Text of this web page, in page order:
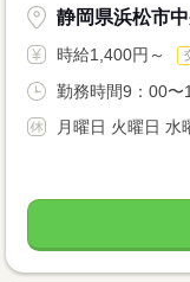
静岡県浜松市
時給1,400円～
勤務時間9：00〜
月曜日 火曜日 水